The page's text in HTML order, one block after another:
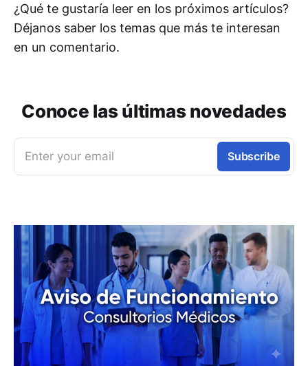
¿Qué te gustaría leer en los próximos artículos?
Déjanos saber los temas que más te interesan
en un comentario.
Conoce las últimas novedades
Enter your email Subscribe